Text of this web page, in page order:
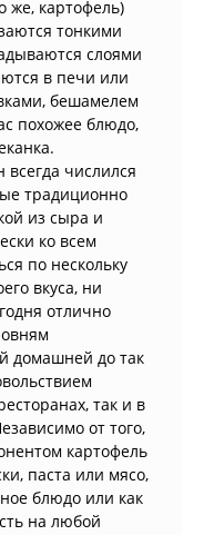
же, картофель)
тонкими
слоями
в печи или
бешамелем
похожее блюдо,
всегда числился
традиционно
из сыра и
ко всем
по нескольку
вкуса, ни
отлично
домашней до так
так и в
от того,
картофель
паста или мясо,
блюдо или как
на любой